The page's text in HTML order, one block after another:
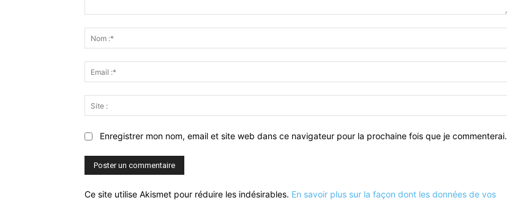
Enregistrer mon nom, email et site web dans ce navigateur pour la prochaine fois que je commenterai.
Ce site utilise Akismet pour réduire les indésirables. En savoir plus sur la façon dont les données de vos